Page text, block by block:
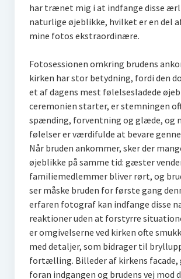
har trænet mig i at indfange disse
naturlige øjeblikke, hvilket er en del
mine fotos ekstraordinære.
Fotosessionen omkring brudens
kirken har stor betydning, fordi den
et af dagens mest følelsesladede
ceremonien starter, er stemningen
spænding, forventning og glæde, og
følelser er værdifulde at bevare
Når bruden ankommer, sker der
øjeblikke på samme tid: gæster
familiemedlemmer bliver rørt, og
ser måske bruden for første gang
erfaren fotograf kan indfange disse
reaktioner uden at forstyrre
er omgivelserne ved kirken ofte
med detaljer, som bidrager til
fortælling. Billeder af kirkens
foran indgangen og brudens vej mod